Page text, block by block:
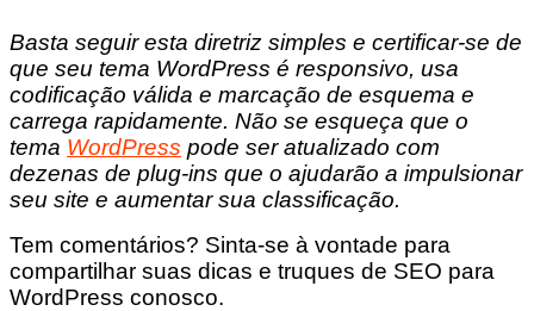
Basta seguir esta diretriz simples e certificar-se de
que seu tema WordPress é responsivo, usa
codificação válida e marcação de esquema e
carrega rapidamente. Não se esqueça que o
tema WordPress pode ser atualizado com
dezenas de plug-ins que o ajudarão a impulsionar
seu site e aumentar sua classificação.
Tem comentários? Sinta-se à vontade para
compartilhar suas dicas e truques de SEO para
WordPress conosco.